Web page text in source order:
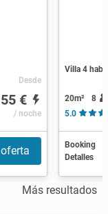
Desde
55 €
/ noche
Villa 4
20m²
8
5.0
Booking
Detalles
Más resultados